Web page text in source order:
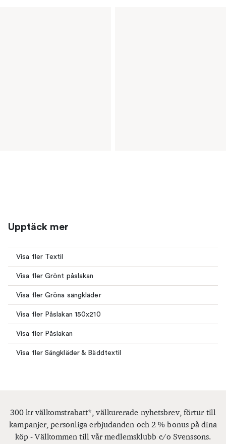
Upptäck mer
Visa fler Textil
Visa fler Grönt påslakan
Visa fler Gröna sängkläder
Visa fler Påslakan 150x210
Visa fler Påslakan
Visa fler Sängkläder & Bäddtextil
300 kr välkomstrabatt*, välkurerade nyhetsbrev, förtur till
kampanjer, personliga erbjudanden och 2 % bonus på dina
köp - Välkommen till vår medlemsklubb c/o Svenssons.